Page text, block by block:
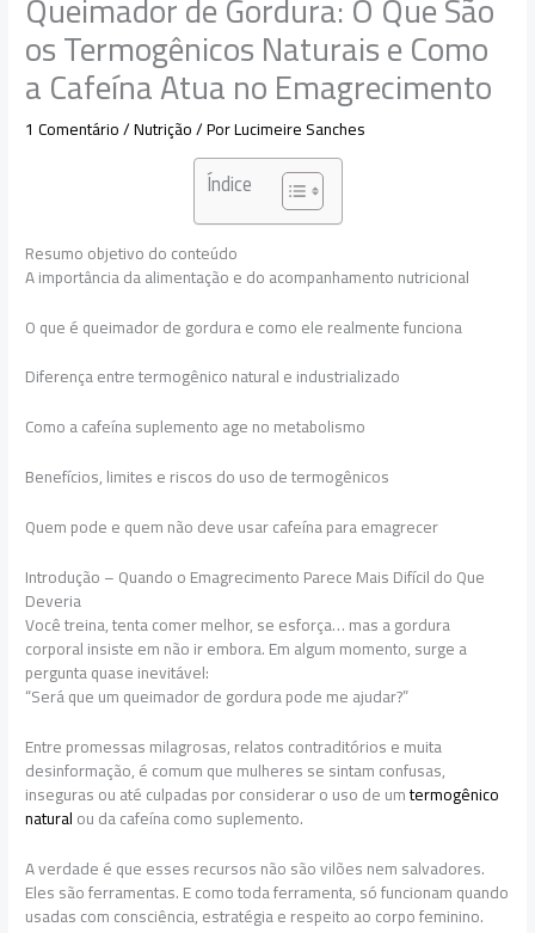
os Termogênicos Naturais e Como
a Cafeína Atua no Emagrecimento
1 Comentário/Nutrição/ PorLucimeire Sanches
Índice
Resumo objetivo do conteúdo
A importância da alimentação e do acompanhamento nutricional
O que é queimador de gordura e como ele realmente funciona
Diferença entre termogênico natural e industrializado
Como a cafeína suplemento age no metabolismo
Benefícios, limites e riscos do uso de termogênicos
Quem pode e quem não deve usar cafeína para emagrecer
Introdução – Quando o Emagrecimento Parece Mais Difícil do Que
Deveria
Você treina, tenta comer melhor, se esforça… mas a gordura
corporal insiste em não ir embora. Em algum momento, surge a
pergunta quase inevitável:
“Será que um queimador de gordura pode me ajudar?”
Entre promessas milagrosas, relatos contraditórios e muita
desinformação, é comum que mulheres se sintam confusas,
inseguras ou até culpadas por considerar o uso de umtermogênico
naturalou da cafeína como suplemento.
A verdade é que esses recursos não são vilões nem salvadores.
Eles são ferramentas. E como toda ferramenta, só funcionam quando
usadas com consciência, estratégia e respeito ao corpo feminino.